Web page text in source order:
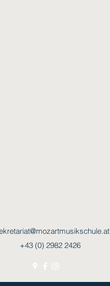
+43 (0) 2982 2426